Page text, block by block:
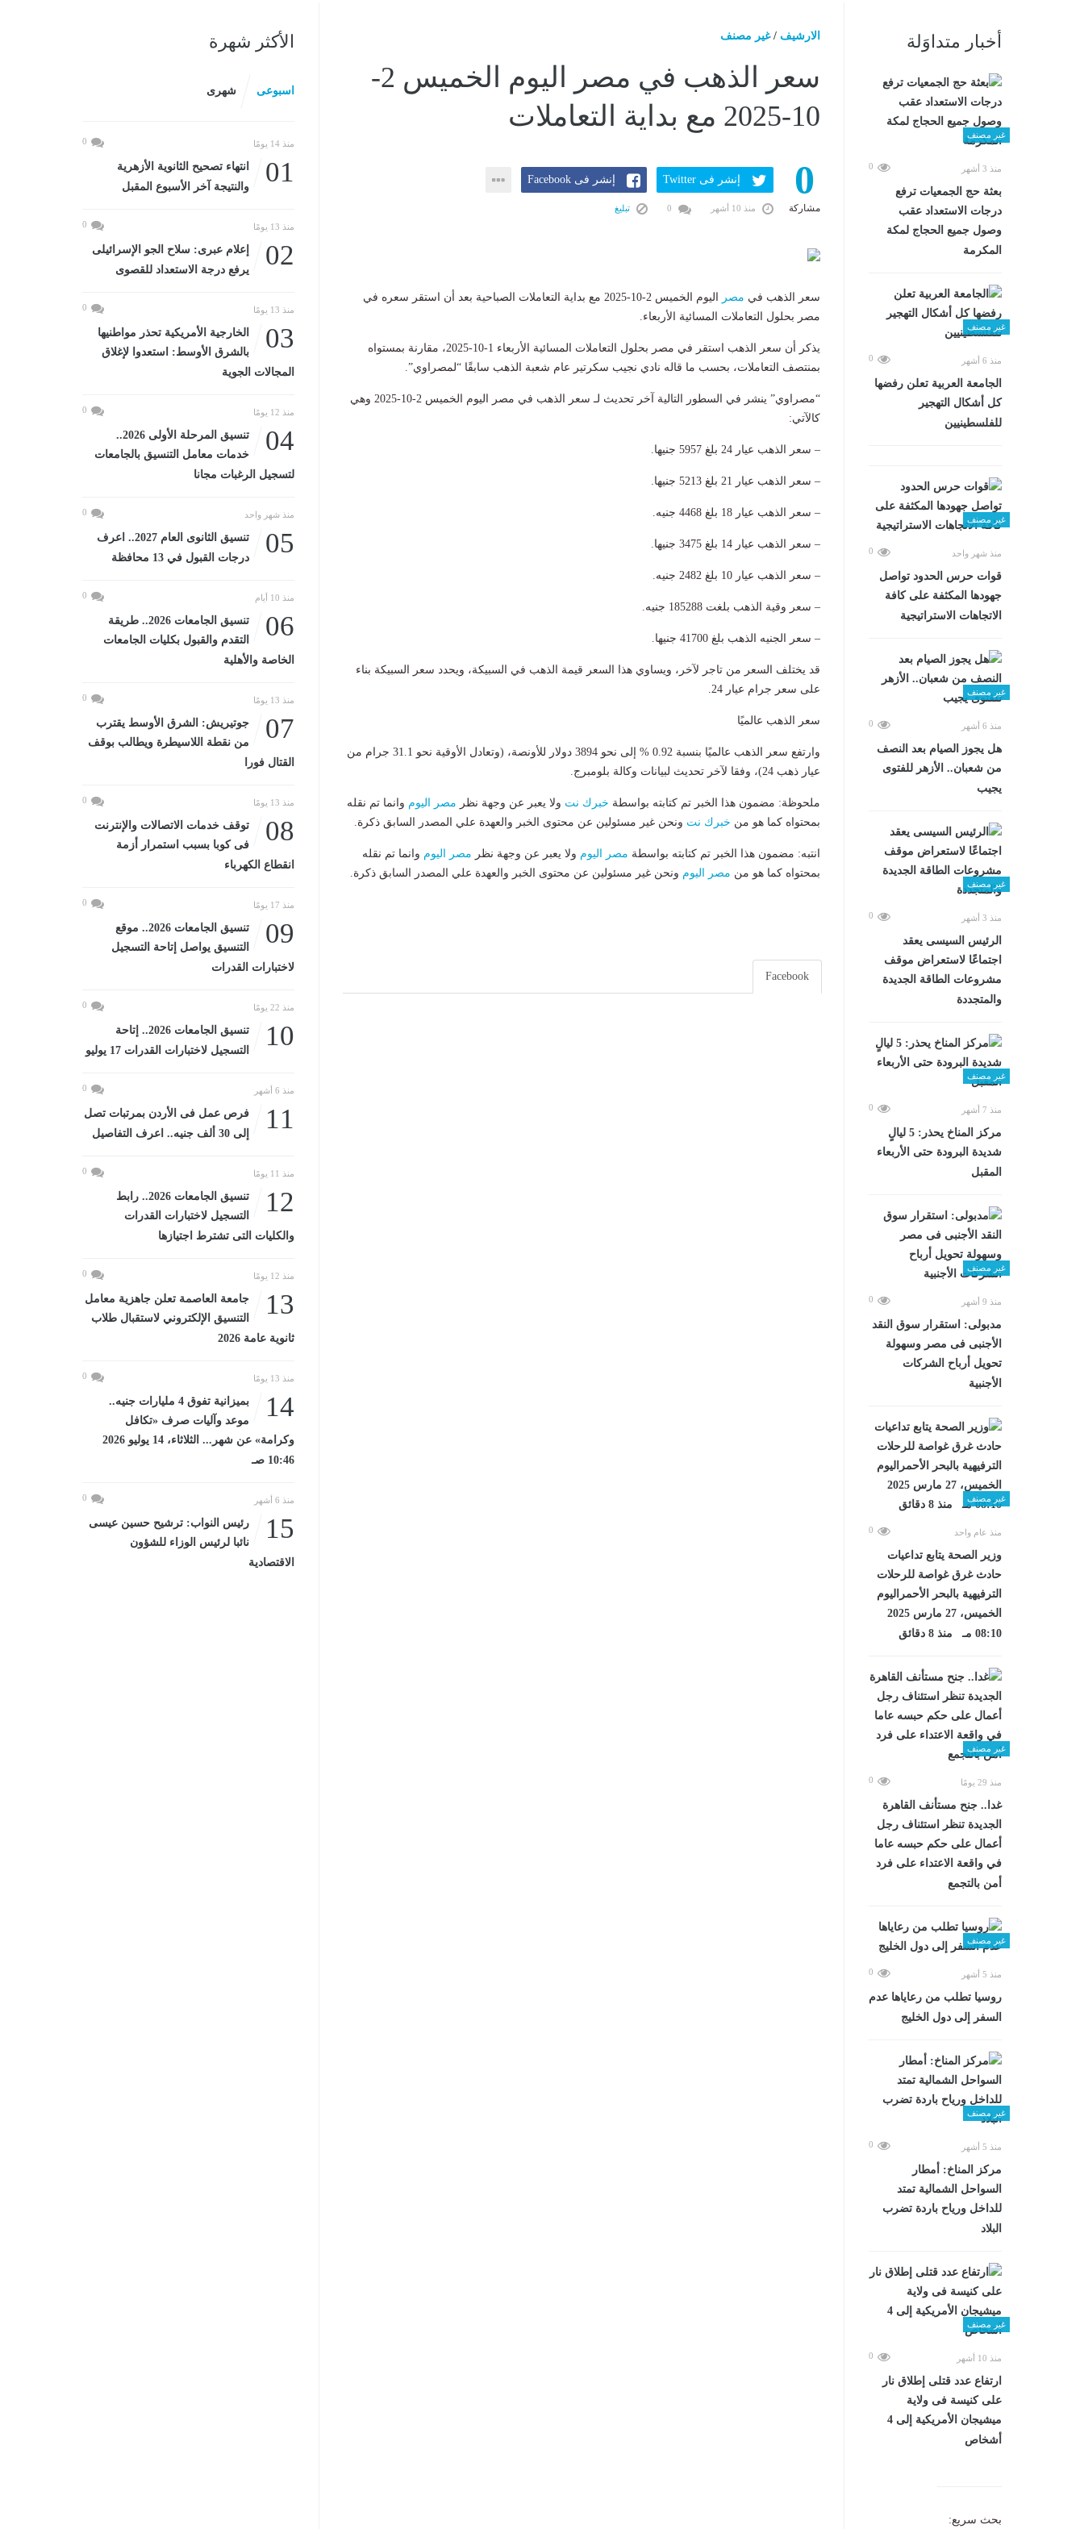
أخبار متداوَلة
غير مصنف
منذ 3 أشهر 0
بعثة حج الجمعيات ترفع
درجات الاستعداد عقب
وصول جميع الحجاج لمكة
المكرمة
غير مصنف
منذ 6 أشهر 0
الجامعة العربية تعلن رفضها
كل أشكال التهجير
للفلسطينيين
غير مصنف
منذ شهر واحد 0
قوات حرس الحدود تواصل
جهودها المكثفة على كافة
الاتجاهات الاستراتيجية
غير مصنف
منذ 6 أشهر 0
هل يجوز الصيام بعد النصف
من شعبان.. الأزهر للفتوى
يجيب
غير مصنف
منذ 3 أشهر 0
الرئيس السيسى يعقد
اجتماعًا لاستعراض موقف
مشروعات الطاقة الجديدة
والمتجددة
غير مصنف
منذ 7 أشهر 0
مركز المناخ يحذر: 5 ليالٍ
شديدة البرودة حتى الأربعاء
المقبل
غير مصنف
منذ 9 أشهر 0
مدبولى: استقرار سوق النقد
الأجنبى فى مصر وسهولة
تحويل أرباح الشركات
الأجنبية
غير مصنف
منذ عام واحد 0
وزير الصحة يتابع تداعيات
حادث غرق غواصة للرحلات
الترفيهية بالبحر الأحمراليوم
الخميس، 27 مارس 2025
08:10 مـ منذ 8 دقائق
غير مصنف
منذ 29 يومًا 0
غدا.. جنح مستأنف القاهرة
الجديدة تنظر استئناف رجل
أعمال على حكم حبسه عاما
في واقعة الاعتداء على فرد
أمن بالتجمع
غير مصنف
منذ 5 أشهر 0
روسيا تطلب من رعاياها عدم
السفر إلى دول الخليج
غير مصنف
منذ 5 أشهر 0
مركز المناخ: أمطار
السواحل الشمالية تمتد
للداخل ورياح باردة تضرب
البلاد
غير مصنف
منذ 10 أشهر 0
ارتفاع عدد قتلى إطلاق نار
على كنيسة فى ولاية
ميشيجان الأمريكية إلى 4
أشخاص
بحث سريع:
الارشيف /غير مصنف
سعر الذهب في مصر اليوم الخميس 2-
10-2025 مع بداية التعاملات
0
مشاركة
إنشر فى Twitter إنشر فى Facebook
منذ 10 أشهر تبليغ
سعر الذهب في مصر
اليوم الخميس 2-10-2025 مع بداية التعاملات الصباحية بعد أن استقر سعره في
مصر بحلول التعاملات المسائية الأربعاء.
يذكر أن سعر الذهب استقر في مصر بحلول التعاملات المسائية الأربعاء 1-10-2025، مقارنة بمستواه
بمنتصف التعاملات، بحسب ما قاله نادي نجيب سكرتير عام شعبة الذهب سابقًا “لمصراوي”.
“مصراوي” ينشر في السطور التالية آخر تحديث لـ سعر الذهب في مصر اليوم الخميس 2-10-2025 وهي
كالآتي:
– سعر الذهب عيار 24 بلغ 5957 جنيها.
– سعر الذهب عيار 21 بلغ 5213 جنيها.
– سعر الذهب عيار 18 بلغ 4468 جنيه.
– سعر الذهب عيار 14 بلغ 3475 جنيها.
– سعر الذهب عيار 10 بلغ 2482 جنيه.
– سعر وقية الذهب بلغت 185288 جنيه.
– سعر الجنيه الذهب بلغ 41700 جنيها.
قد يختلف السعر من تاجر لآخر، ويساوي هذا السعر قيمة الذهب في السبيكة، ويحدد سعر السبيكة بناء
على سعر جرام عيار 24.
سعر الذهب عالميًا
وارتفع سعر الذهب عالميًا بنسبة 0.92 % إلى نحو 3894 دولار للأونصة، (وتعادل الأوقية نحو 31.1 جرام من
عيار ذهب 24)، وفقا لآخر تحديث لبيانات وكالة بلومبرج.
ملحوظة: مضمون هذا الخبر تم كتابته بواسطة خبرك نت ولا يعبر عن وجهة نظر مصر اليوم وانما تم نقله
بمحتواه كما هو من خبرك نت ونحن غير مسئولين عن محتوى الخبر والعهدة علي المصدر السابق ذكرة.
انتبه: مضمون هذا الخبر تم كتابته بواسطة مصر اليوم ولا يعبر عن وجهة نظر مصر اليوم وانما تم نقله
بمحتواه كما هو من مصر اليوم ونحن غير مسئولين عن محتوى الخبر والعهدة علي المصدر السابق ذكرة.
Facebook
الأكثر شهرة
اسبوعى شهرى
منذ 14 يومًا 0
01
انتهاء تصحيح الثانوية الأزهرية
والنتيجة آخر الأسبوع المقبل
منذ 13 يومًا 0
02
إعلام عبرى: سلاح الجو الإسرائيلى
يرفع درجة الاستعداد للقصوى
منذ 13 يومًا 0
03
الخارجية الأمريكية تحذر مواطنيها
بالشرق الأوسط: استعدوا لإغلاق
المجالات الجوية
منذ 12 يومًا 0
04
تنسيق المرحلة الأولى 2026..
خدمات معامل التنسيق بالجامعات
لتسجيل الرغبات مجانا
منذ شهر واحد 0
05
تنسيق الثانوى العام 2027.. اعرف
درجات القبول في 13 محافظة
منذ 10 أيام 0
06
تنسيق الجامعات 2026.. طريقة
التقدم والقبول بكليات الجامعات
الخاصة والأهلية
منذ 13 يومًا 0
07
جوتيريش: الشرق الأوسط يقترب
من نقطة اللاسيطرة ويطالب بوقف
القتال فورا
منذ 13 يومًا 0
08
توقف خدمات الاتصالات والإنترنت
فى كوبا بسبب استمرار أزمة
انقطاع الكهرباء
منذ 17 يومًا 0
09
تنسيق الجامعات 2026.. موقع
التنسيق يواصل إتاحة التسجيل
لاختبارات القدرات
منذ 22 يومًا 0
10
تنسيق الجامعات 2026.. إتاحة
التسجيل لاختبارات القدرات 17 يوليو
منذ 6 أشهر 0
11
فرص عمل فى الأردن بمرتبات تصل
إلى 30 ألف جنيه.. اعرف التفاصيل
منذ 11 يومًا 0
12
تنسيق الجامعات 2026.. رابط
التسجيل لاختبارات القدرات
والكليات التى تشترط اجتيازها
منذ 12 يومًا 0
13
جامعة العاصمة تعلن جاهزية معامل
التنسيق الإلكتروني لاستقبال طلاب
ثانوية عامة 2026
منذ 13 يومًا 0
14
بميزانية تفوق 4 مليارات جنيه..
موعد وآليات صرف «تكافل
وكرامة» عن شهر... الثلاثاء، 14 يوليو 2026
10:46 صـ
منذ 6 أشهر 0
15
رئيس النواب: ترشيح حسين عيسى
نائبا لرئيس الوزاء للشؤون
الاقتصادية